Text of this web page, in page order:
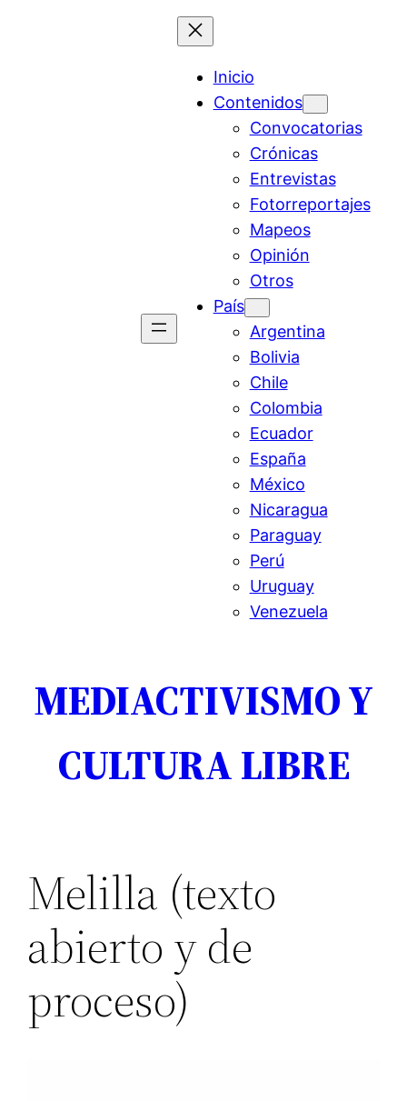
Inicio
Contenidos
Convocatorias
Crónicas
Entrevistas
Fotorreportajes
Mapeos
Opinión
Otros
País
Argentina
Bolivia
Chile
Colombia
Ecuador
España
México
Nicaragua
Paraguay
Perú
Uruguay
Venezuela
MEDIACTIVISMO Y
CULTURA LIBRE
Melilla (texto
abierto y de
proceso)